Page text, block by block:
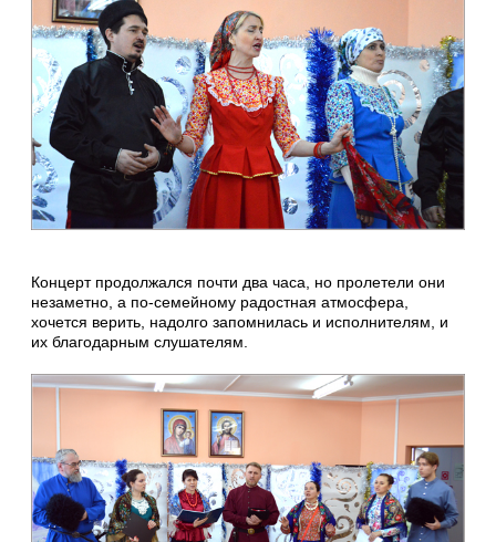
Концерт продолжался почти два часа, но пролетели они
незаметно, а по-семейному радостная атмосфера,
хочется верить, надолго запомнилась и исполнителям, и
их благодарным слушателям.